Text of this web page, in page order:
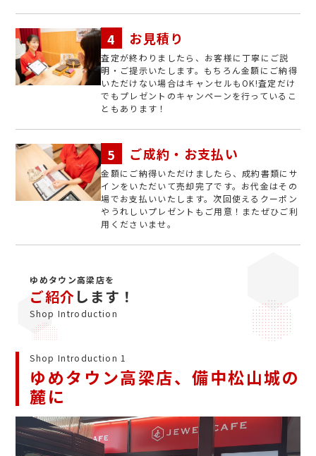
お見積り
査定が終わりましたら、お客様に丁寧にご説
明・ご提示いたします。もちろん金額にご納得
いただけない場合はキャンセルもOK!査定だけ
でもプレゼントのキャンペーンを行っているこ
ともあります！
ご成約・お支払い
金額にご納得いただけましたら、成約書類にサ
インをいただいて売却完了です。お代金はその
場でお支払いいたします。次回使えるクーポン
やうれしいプレゼントもご用意！またぜひご利
用くださいませ。
ゆめタウン高梁店を
ご紹介します！
Shop Introduction
Shop Introduction 1
ゆめタウン高梁店、備中松山城の
麓に